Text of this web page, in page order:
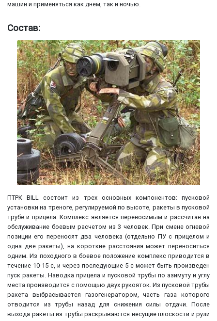
машин и применяться как днем, так и ночью.
Состав:
ПТРК BILL состоит из трех основных компонентов: пусковой
установки на треноге, регулируемой по высоте, ракеты в пусковой
трубе и прицела. Комплекс является переносимым и рассчитан на
обслуживание боевым расчетом из 3 человек. При смене огневой
позиции его переносят два человека (отдельно ПУ с прицелом и
одна две ракеты), на короткие расстояния может переноситься
одним. Из походного в боевое положение комплекс приводится в
течение 10-15 с, и через последующие 5 с может быть произведен
пуск ракеты. Наводка прицела и пусковой трубы по азимуту и углу
места производится с помощью двух рукояток. Из пусковой трубы
ракета выбрасывается газогенератором, часть газа которого
отводится из трубы назад для снижения силы отдачи. После
выхода ракеты из трубы раскрываются несущие плоскости и рули